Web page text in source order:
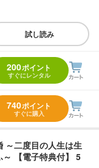
試し読み
200ポイント
すぐにレンタル
740ポイント
すぐに購入
～二度目の人生は生
【電子特典付】 5